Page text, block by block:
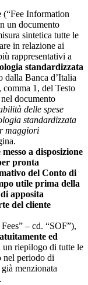
(“Fee Information
un documento
sintetica tutte le
in relazione ai
rappresentativi a
standardizzata
dalla Banca d’Italia
, comma 1, del Testo
documento
delle spese
standardizzata
maggiori
messo a disposizione
pronta
del Conto di
utile prima della
apposita
del cliente
– cd. “SOF”),
ed
un riepilogo di tutte le
nel periodo di
menzionata
.